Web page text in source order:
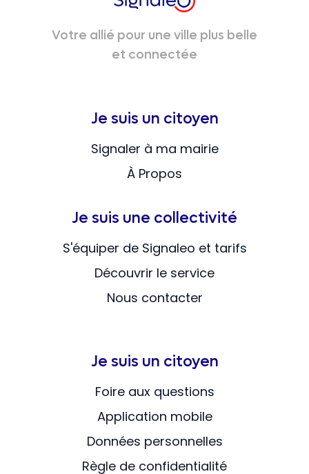
Votre allié pour une ville plus belle
et connectée
Je suis un citoyen
Signaler à ma mairie
À Propos
Je suis une collectivité
S'équiper de Signaleo et tarifs
Découvrir le service
Nous contacter
Je suis un citoyen
Foire aux questions
Application mobile
Données personnelles
Règle de confidentialité